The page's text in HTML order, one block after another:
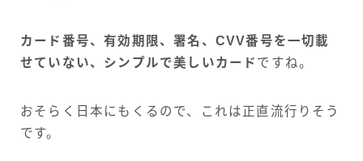
カード番号、有効期限、署名、CVV番号を一切載
せていない、シンプルで美しいカード ですね。
おそらく日本にもくるので、これは正直流行りそう
です。